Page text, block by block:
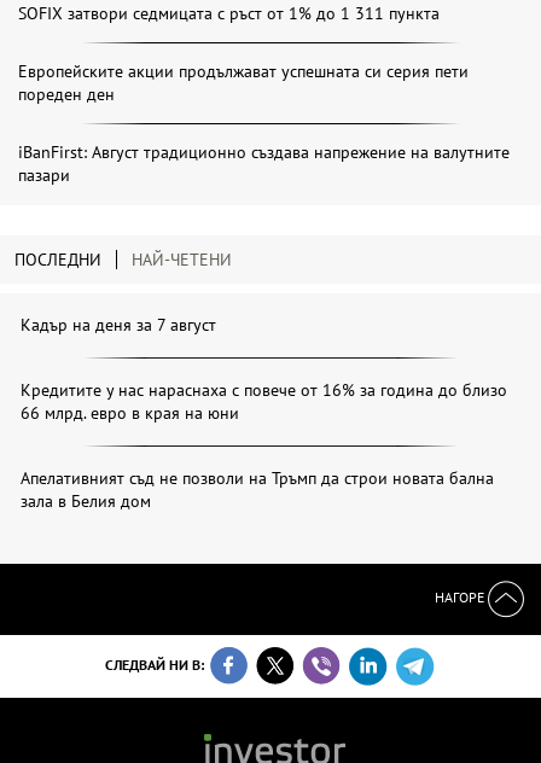
SOFIX затвори седмицата с ръст от 1% до 1 311 пункта
Европейските акции продължават успешната си серия пети
пореден ден
iBanFirst: Август традиционно създава напрежение на валутните
пазари
ПОСЛЕДНИ НАЙ-ЧЕТЕНИ
Кадър на деня за 7 август
Кредитите у нас нараснаха с повече от 16% за година до близо
66 млрд. евро в края на юни
Апелативният съд не позволи на Тръмп да строи новата бална
зала в Белия дом
НАГОРЕ
СЛЕДВАЙ НИ В: